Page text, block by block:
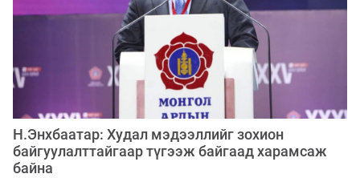
Н.Энхбаатар: Худал мэдээллийг зохион
байгуулалттайгаар түгээж байгаад харамсаж
байна